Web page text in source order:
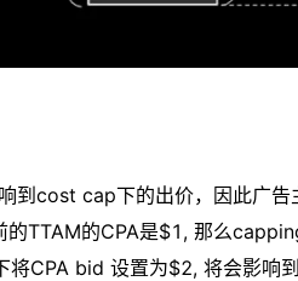
到cost cap下的出价，因此广告
的TTAM的CPA是$1, 那么
CPA bid 设置为$2, 将会影响到